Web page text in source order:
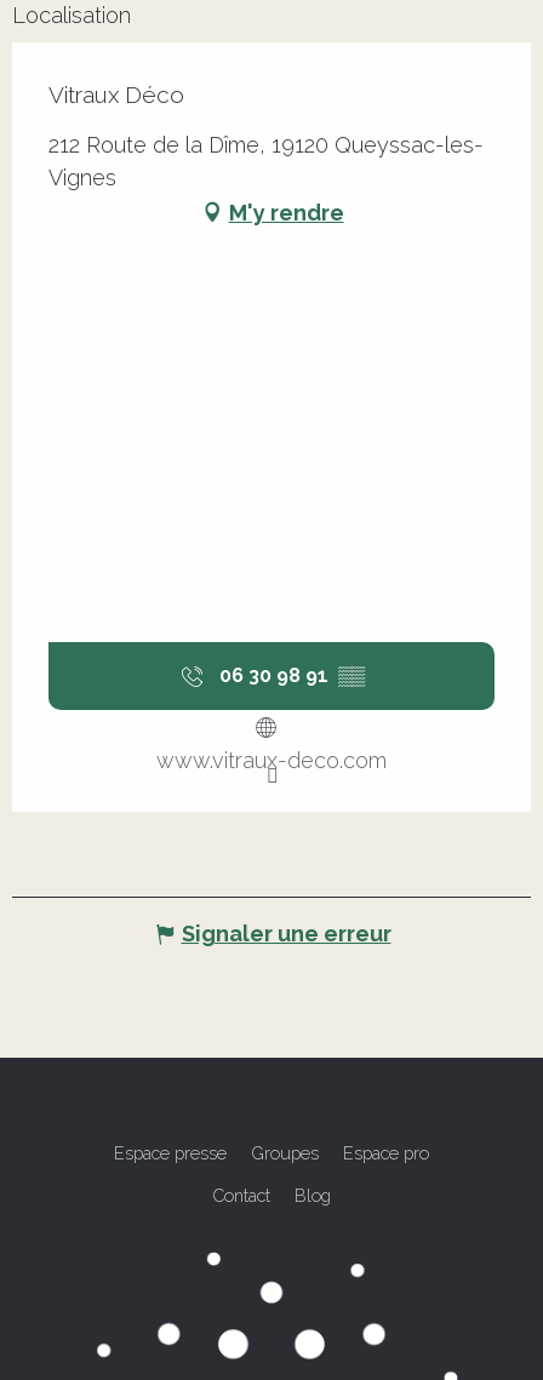
Localisation
Vitraux Déco
212 Route de la Dîme, 19120 Queyssac-les-
Vignes
M'y rendre
06 30 98 91 ▒▒
www.vitraux-deco.com
Signaler une erreur
Espace presse Groupes Espace pro
Contact Blog